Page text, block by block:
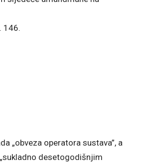
146.
„obveza operatora sustava”, a
desetogodišnjim